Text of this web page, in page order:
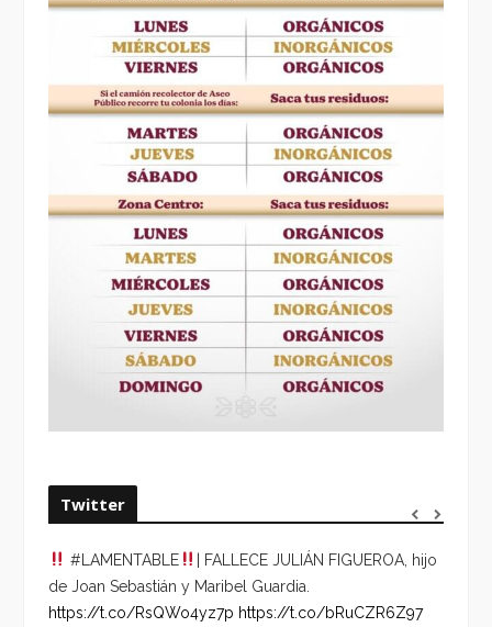
Twitter
#LAMENTABLE
| FALLECE JULIÁN FIGUEROA, hijo
de Joan Sebastián y Maribel Guardia.
https://t.co/RsQWo4yz7p https://t.co/bRuCZR6Z97